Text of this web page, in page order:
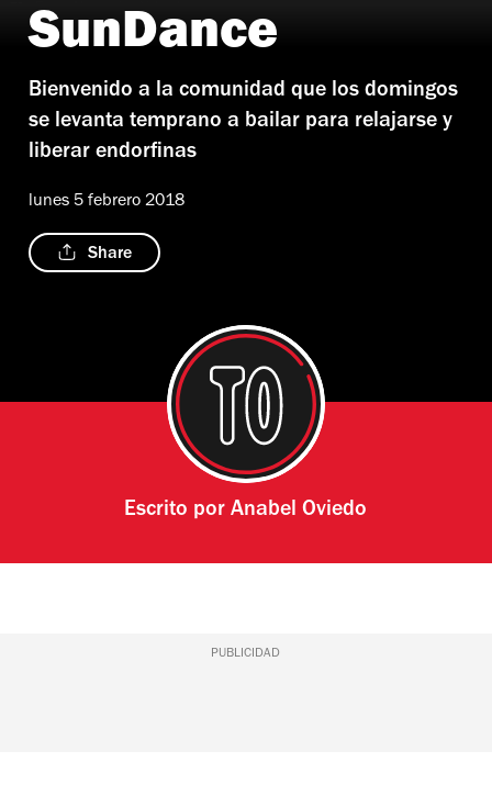
Foto: Alexander Yakovlev
SunDance
Bienvenido a la comunidad que los domingos
se levanta temprano a bailar para relajarse y
liberar endorfinas
lunes 5 febrero 2018
Share
Escrito porAnabel Oviedo
PUBLICIDAD